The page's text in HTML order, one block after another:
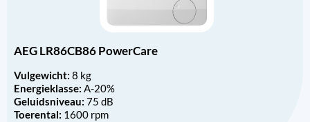
AEG LR86CB86 PowerCare
Vulgewicht: 8 kg
Energieklasse: A-20%
Geluidsniveau: 75 dB
Toerental: 1600 rpm